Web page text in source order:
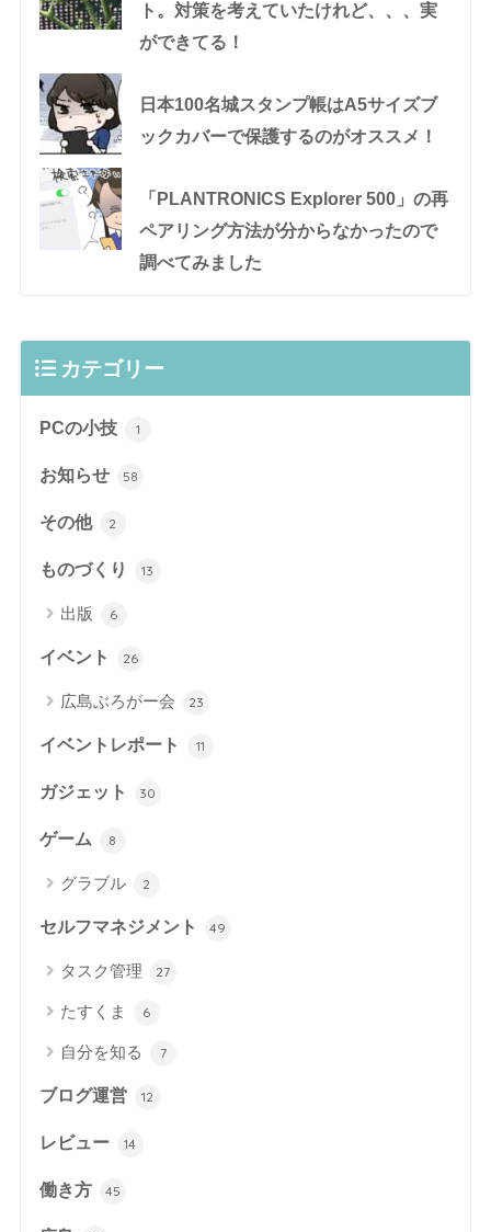
ト。対策を考えていたけれど、、、実
ができてる！
日本100名城スタンプ帳はA5サイズブ
ックカバーで保護するのがオススメ！
「PLANTRONICS Explorer 500」の再
ペアリング方法が分からなかったので
調べてみました
カテゴリー
PCの小技 1
お知らせ 58
その他 2
ものづくり 13
出版 6
イベント 26
広島ぶろがー会 23
イベントレポート 11
ガジェット 30
ゲーム 8
グラブル 2
セルフマネジメント 49
タスク管理 27
たすくま 6
自分を知る 7
ブログ運営 12
レビュー 14
働き方 45